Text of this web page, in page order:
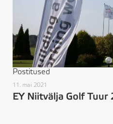
Postitused
11. mai 2021
EY Niitvälja Golf